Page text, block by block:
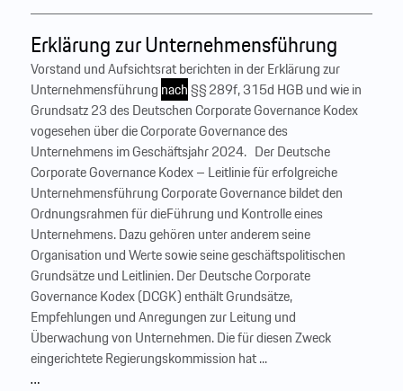
Erklärung zur Unternehmensführung
Vorstand und Aufsichtsrat berichten in der Erklärung zur
Unternehmensführung nach§§ 289f, 315d HGB und wie in
Grundsatz 23 des Deutschen Corporate Governance Kodex
vogesehen über die Corporate Governance des
Unternehmens im Geschäftsjahr 2024. ‍ ‍ Der Deutsche
Corporate Governance Kodex – Leitlinie für erfolgreiche
Unternehmensführung Corporate Governance bildet den
Ordnungsrahmen für dieFührung und Kontrolle eines
Unternehmens. Dazu gehören unter anderem seine
Organisation und Werte sowie seine geschäftspolitischen
Grundsätze und Leitlinien. Der Deutsche Corporate
Governance Kodex (DCGK) enthält Grundsätze,
Empfehlungen und Anregungen zur Leitung und
Überwachung von Unternehmen. Die für diesen Zweck
eingerichtete Regierungskommission hat ...
…